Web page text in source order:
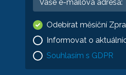
Odebírat měsíční
Informovat o
Souhlasím s GDPR